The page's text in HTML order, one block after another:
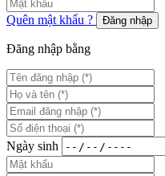
Quên mật khẩu ? Đăng nhập
Đăng nhập bằng
Ngày sinh